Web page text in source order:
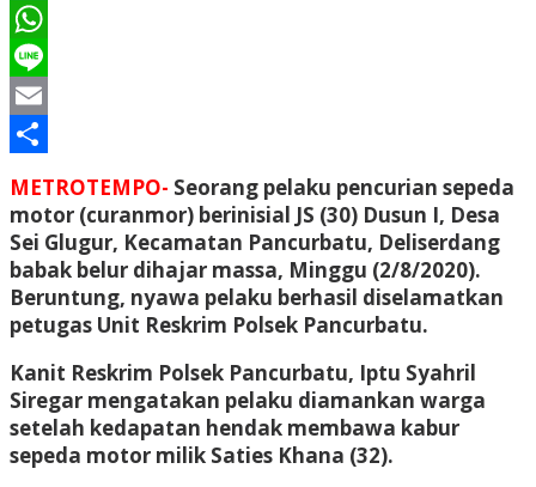
LinkedIn
WhatsApp
Line
Email
METROTEMPO- Seorang pelaku pencurian sepeda
motor (curanmor) berinisial JS (30) Dusun I, Desa
Sei Glugur, Kecamatan Pancurbatu, Deliserdang
babak belur dihajar massa, Minggu (2/8/2020).
Beruntung, nyawa pelaku berhasil diselamatkan
petugas Unit Reskrim Polsek Pancurbatu.
Kanit Reskrim Polsek Pancurbatu, Iptu Syahril
Siregar mengatakan pelaku diamankan warga
setelah kedapatan hendak membawa kabur
sepeda motor milik Saties Khana (32).